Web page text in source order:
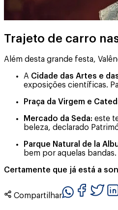
Trajeto de carro
Além desta grande festa,
A Cidade das Artes e
exposições científicas.
Praça da Virgem e
Mercado da Seda: este
beleza, declarado
Parque Natural de la
bem por aquelas bandas.
Certamente que já está a
Compartilhar